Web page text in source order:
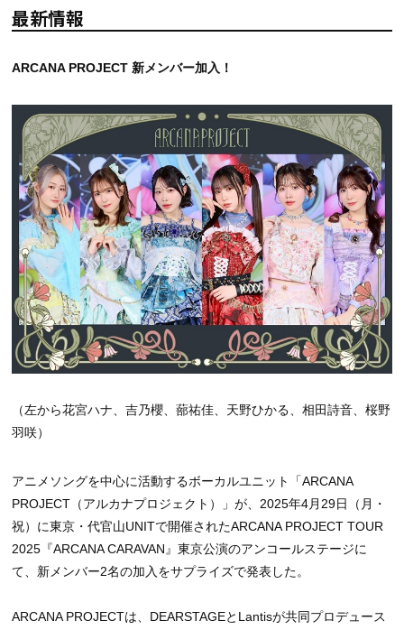
最新情報
ARCANA PROJECT 新メンバー加入！
（左から花宮ハナ、吉乃櫻、蔀祐佳、天野ひかる、相田詩音、桜野
羽咲）
アニメソングを中心に活動するボーカルユニット「ARCANA
PROJECT（アルカナプロジェクト）」が、2025年4月29日（月・
祝）に東京・代官山UNITで開催されたARCANA PROJECT TOUR
2025『ARCANA CARAVAN』東京公演のアンコールステージに
て、新メンバー2名の加入をサプライズで発表した。
ARCANA PROJECTは、DEARSTAGEとLantisが共同プロデュース